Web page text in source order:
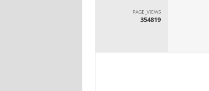
PAGE_VIEWS
354819